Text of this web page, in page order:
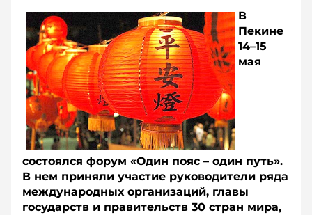
В
Пекине
14–15
мая
состоялся форум «Один пояс – один путь».
В нем приняли участие руководители ряда
международных организаций, главы
государств и правительств 30 стран мира,